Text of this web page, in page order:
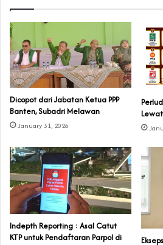
Dicopot dari Jabatan Ketua PPP
Banten, Subadri Melawan
January 31, 2026
Lewat
Indepth Reporting : Asal Catut
KTP untuk Pendaftaran Parpol di